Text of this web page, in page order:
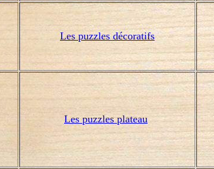
Les puzzles décoratifs
Les puzzles plateau